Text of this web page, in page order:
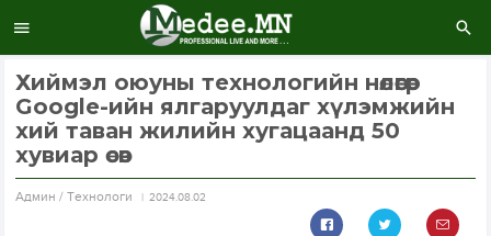
Хиймэл оюуны технологийн нөлөөгөөр
Google-ийн ялгаруулдаг хүлэмжийн
хий таван жилийн хугацаанд 50
хувиар өсөв
Aдмин / Технологи 2024.08.02